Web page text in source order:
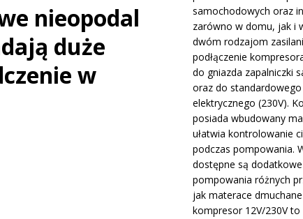
wygrywa IndyCar w Nashville i ucieka w mistrzostwach
WIADOMOŚCI
Sportage – osiągi, wersje silnikowe i pierwsze wrażenia z jazdy testowej
nieopodal
duże
w
samochodowych oraz
zarówno w domu, jak i
dwóm rodzajom
podłączenie
do gniazda zapalniczki
oraz do standardowego
elektrycznego (230V).
posiada wbudowany
ułatwia kontrolowanie
podczas pompowania.
dostępne są
pompowania różnych
jak materace
kompresor 12V/230V to